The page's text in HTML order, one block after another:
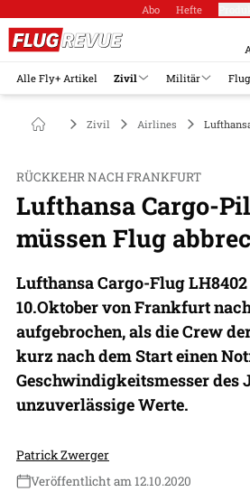
Abo Hefte
Alle Fly+ Artikel Zivil Militär
Zivil Airlines
RÜCKKEHR NACH FRANKFURT
Lufthansa Cargo-
müssen Flug
Lufthansa Cargo-Flug
10.Oktober von Frankfurt
aufgebrochen, als die Crew
kurz nach dem Start einen
Geschwindigkeitsmesser des
unzuverlässige Werte.
Patrick Zwerger
Veröffentlicht am 12.10.2020